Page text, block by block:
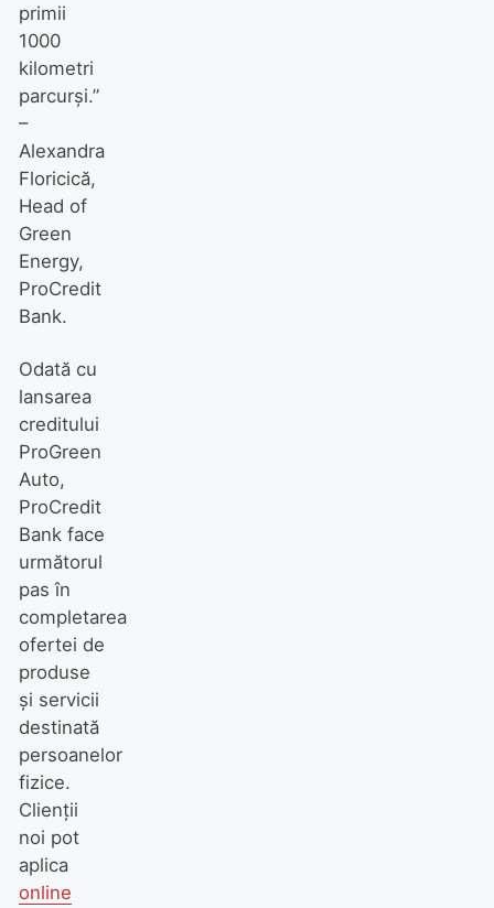
primii
1000
kilometri
parcurși.”
–
Alexandra
Floricică,
Head of
Green
Energy,
ProCredit
Bank.
Odată cu
lansarea
creditului
ProGreen
Auto,
ProCredit
Bank face
următorul
pas în
completarea
ofertei de
produse
și servicii
destinată
persoanelor
fizice.
Clienții
noi pot
aplica
online